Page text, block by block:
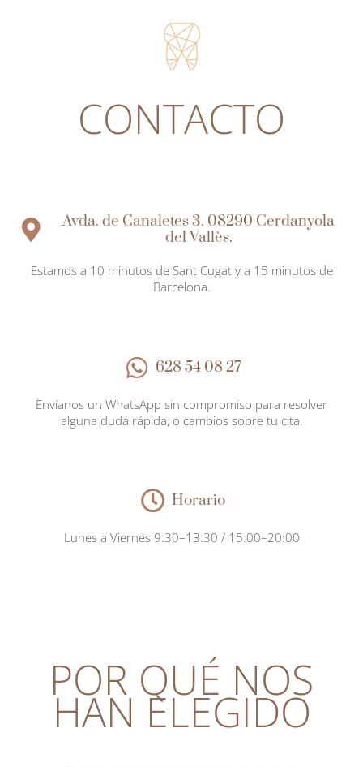
CONTACTO
Avda. de Canaletes 3. 08290 Cerdanyola
del Vallès.
Estamos a 10 minutos de Sant Cugat y a 15 minutos de
Barcelona.
628 54 08 27
Envíanos un WhatsApp sin compromiso para resolver
alguna duda rápida, o cambios sobre tu cita.
Horario
Lunes a Viernes 9:30–13:30 / 15:00–20:00
POR QUÉ NOS
HAN ELEGIDO